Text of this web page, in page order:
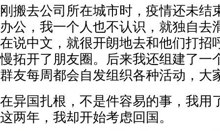
刚搬去公司所在城市时，疫情还未结
办公，我一个人也不认识，就独自去
在说中文，就很开朗地去和他们打招
慢拓开了朋友圈。后来我还组建了一
群友每周都会自发组织各种活动，大
在异国扎根，不是件容易的事，我用
这两年，我却开始考虑回国。